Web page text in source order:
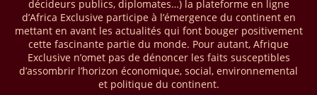
28/03/26 AFRIQUE - ECONOMIE CREATIVE
Une rapport publié dernièrement par le Boston Consulting Group, et
intitulé « Africa Unleashed: Empowering Women in Creative Industries
», dresse un état des lieux saisissant de l'économie créative africaine
à la fois dynamique et structurellement négligé. Ce secteur,
décideurs publics, diplomates…) la plateforme en ligne
d’Africa Exclusive participe à l’émergence du continent en
mettant en avant les actualités qui font bouger positivement
cette fascinante partie du monde. Pour autant, Afrique
Exclusive n’omet pas de dénoncer les faits susceptibles
d’assombrir l’horizon économique, social, environnemental
et politique du continent.